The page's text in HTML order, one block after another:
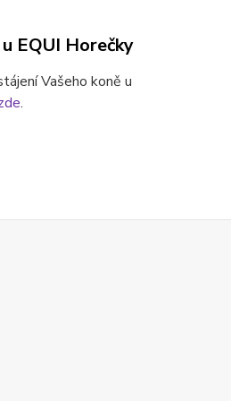
EQUI Horečky
Vašeho koně u
.